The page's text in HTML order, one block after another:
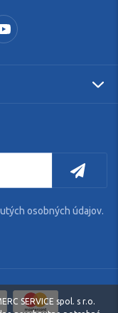
osobných údajov.
SERVICE spol. s r.o.